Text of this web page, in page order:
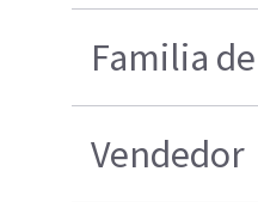
Familia
Vendedor